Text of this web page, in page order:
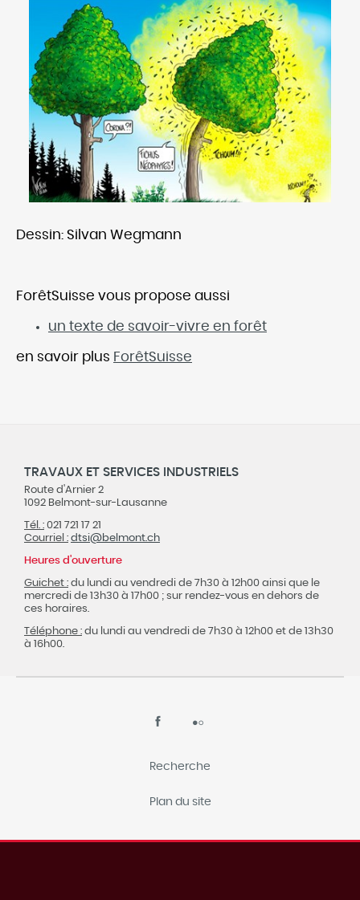
Dessin: Silvan Wegmann
ForêtSuisse vous propose aussi
un texte de savoir-vivre en forêt
en savoir plus ForêtSuisse
TRAVAUX ET SERVICES INDUSTRIELS
Route d'Arnier 2
1092 Belmont-sur-Lausanne
Tél. : 021 721 17 21
Courriel : dtsi@belmont.ch
Heures d'ouverture
Guichet : du lundi au vendredi de 7h30 à 12h00 ainsi que le
mercredi de 13h30 à 17h00 ; sur rendez-vous en dehors de
ces horaires.
Téléphone : du lundi au vendredi de 7h30 à 12h00 et de 13h30
à 16h00.
Recherche
Plan du site